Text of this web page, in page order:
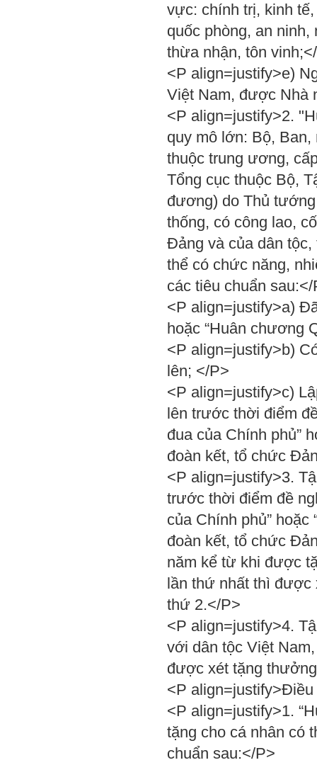
vực: chính trị, kinh
quốc phòng, an
thừa nhận, tôn
<P align=justify>e)
Việt Nam, được Nhà
<P align=justify>2.
quy mô lớn: Bộ,
thuộc trung ương,
Tổng cục thuộc Bộ,
đương) do Thủ
thống, có công lao,
Đảng và của dân
thể có chức năng,
các tiêu chuẩn sau:</
<P align=justify>a)
hoặc “Huân chương
<P align=justify>b)
lên; </P>
<P align=justify>c)
lên trước thời điểm
đua của Chính phủ”
đoàn kết, tổ chức
<P align=justify>3.
trước thời điểm đề
của Chính phủ” hoặc
đoàn kết, tổ chức
năm kể từ khi được
lần thứ nhất thì được
thứ 2.</P>
<P align=justify>4.
với dân tộc Việt
được xét tặng
<P
<P align=justify>1.
tặng cho cá nhân có
chuẩn sau:</P>